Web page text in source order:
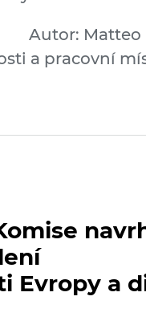
Autor:
a pracovní
Evropy a